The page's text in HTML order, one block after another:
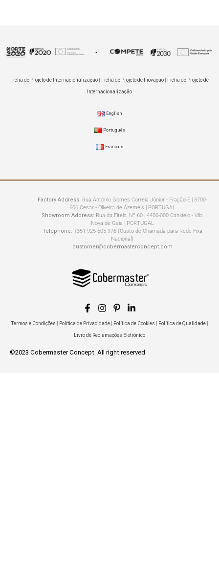
Ficha de Projeto de Internacionalização Ficha de Projeto de Inovação Ficha de Projeto de
Internacionalização
English
Português
Français
Factory Address: Rua António Gomes Correia Júnior - Fração E | 3700-
606 Cesar - Oliveira de Azeméis | PORTUGAL
Showroom Address: Rua da Fitela, Nº 60 | 4400-000 Canidelo - Vila
Nova de Gaia | PORTUGAL
Telephone: +351 925 605 976 (Custo de Chamada para Rede Fixa
Nacional)
customer@cobermasterconcept.com
Termos e Condições Política de Privacidade| Política de Cookies Política de Qualidade|
Livro de Reclamações Eletrónico
©2023 Cobermaster Concept. All right reserved.